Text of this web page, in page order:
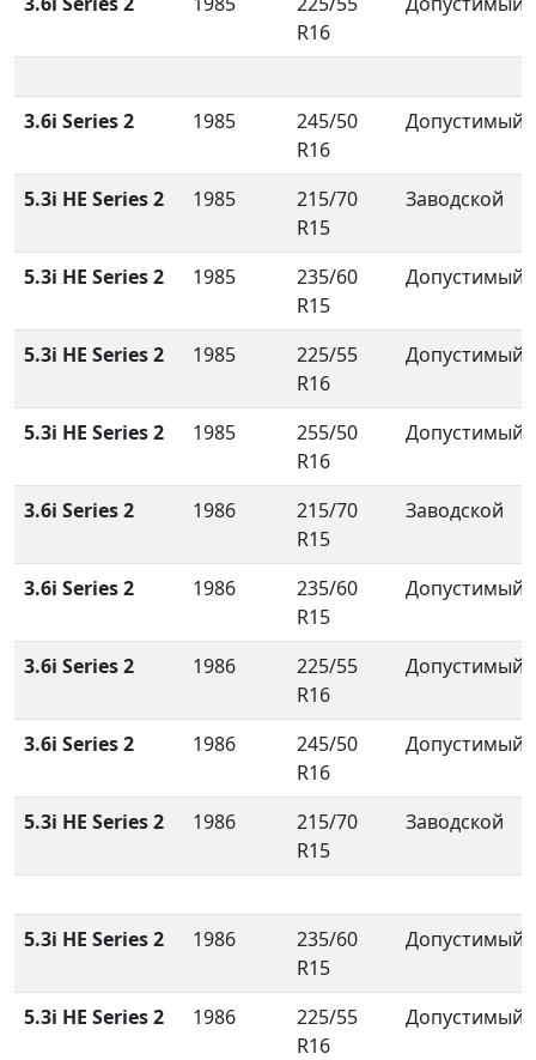
R16
3.6i Series 2 1985
245/50
R16
Допустимый
5.3i HE Series 2 1985
215/70
R15
Заводской
5.3i HE Series 2 1985
235/60
R15
Допустимый
5.3i HE Series 2 1985
225/55
R16
Допустимый
5.3i HE Series 2 1985
255/50
R16
Допустимый
3.6i Series 2 1986
215/70
R15
Заводской
3.6i Series 2 1986
235/60
R15
Допустимый
3.6i Series 2 1986
225/55
R16
Допустимый
3.6i Series 2 1986
245/50
R16
Допустимый
5.3i HE Series 2 1986
215/70
R15
Заводской
5.3i HE Series 2 1986
235/60
R15
Допустимый
5.3i HE Series 2 1986
225/55
R16
Допустимый